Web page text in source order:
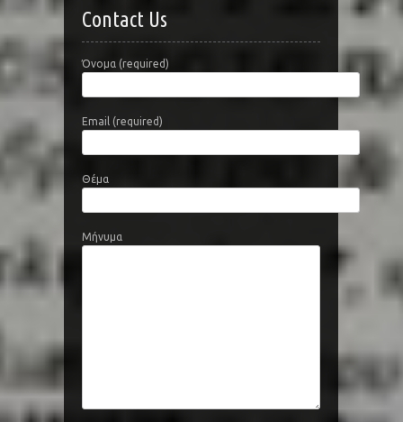
Contact Us
Όνομα (required)
Email (required)
Θέμα
Μήνυμα